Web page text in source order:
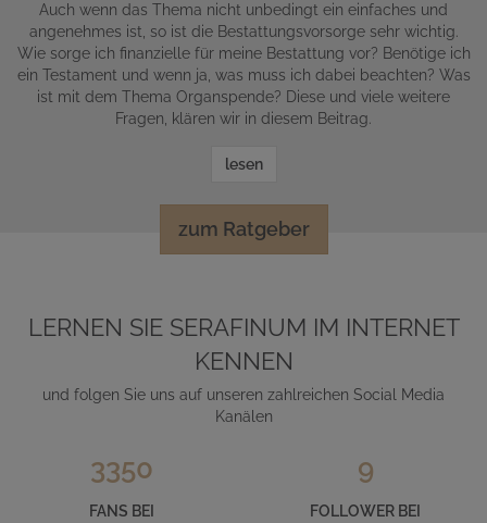
Auch wenn das Thema nicht unbedingt ein einfaches und
angenehmes ist, so ist die Bestattungsvorsorge sehr wichtig.
Wie sorge ich finanzielle für meine Bestattung vor? Benötige ich
ein Testament und wenn ja, was muss ich dabei beachten? Was
ist mit dem Thema Organspende? Diese und viele weitere
Fragen, klären wir in diesem Beitrag.
lesen
zum Ratgeber
LERNEN SIE SERAFINUM IM INTERNET
KENNEN
und folgen Sie uns auf unseren zahlreichen Social Media
Kanälen
3350
FANS BEI
9
FOLLOWER BEI